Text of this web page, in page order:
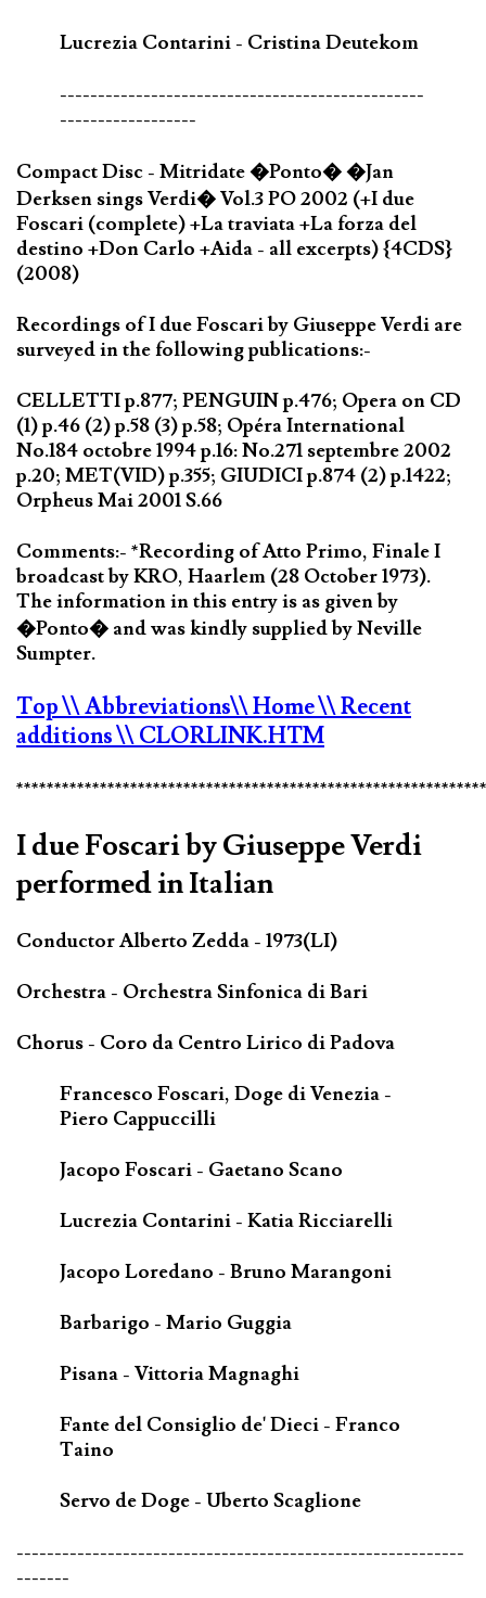
Lucrezia Contarini - Cristina Deutekom
------------------------------------------------
------------------
Compact Disc - Mitridate �Ponto� �Jan
Derksen sings Verdi� Vol.3 PO 2002 (+I due
Foscari (complete) +La traviata +La forza del
destino +Don Carlo +Aida - all excerpts) {4CDS}
(2008)
Recordings of I due Foscari by Giuseppe Verdi are
surveyed in the following publications:-
CELLETTI p.877; PENGUIN p.476; Opera on CD
(1) p.46 (2) p.58 (3) p.58; Opéra International
No.184 octobre 1994 p.16: No.271 septembre 2002
p.20; MET(VID) p.355; GIUDICI p.874 (2) p.1422;
Orpheus Mai 2001 S.66
Comments:- *Recording of Atto Primo, Finale I
broadcast by KRO, Haarlem (28 October 1973).
The information in this entry is as given by
�Ponto� and was kindly supplied by Neville
Sumpter.
Top\\ Abbreviations\\ Home\\ Recent
additions\\ CLORLINK.HTM
I due Foscari by Giuseppe Verdi
performed in Italian
Conductor Alberto Zedda - 1973(LI)
Orchestra - Orchestra Sinfonica di Bari
Chorus - Coro da Centro Lirico di Padova
Francesco Foscari, Doge di Venezia -
Piero Cappuccilli
Jacopo Foscari - Gaetano Scano
Lucrezia Contarini - Katia Ricciarelli
Jacopo Loredano - Bruno Marangoni
Barbarigo - Mario Guggia
Pisana - Vittoria Magnaghi
Fante del Consiglio de' Dieci - Franco
Taino
Servo de Doge - Uberto Scaglione
-----------------------------------------------------------
-------